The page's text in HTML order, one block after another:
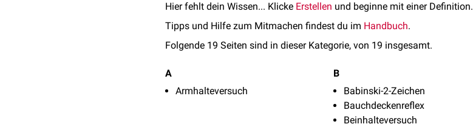
Hier fehlt dein Wissen... Klicke Erstellen und beginne mit einer Definition.
Tipps und Hilfe zum Mitmachen findest du im Handbuch.
Folgende 19 Seiten sind in dieser Kategorie, von 19 insgesamt.
A
Armhalteversuch
B
Babinski-2-Zeichen
Bauchdeckenreflex
Beinhalteversuch